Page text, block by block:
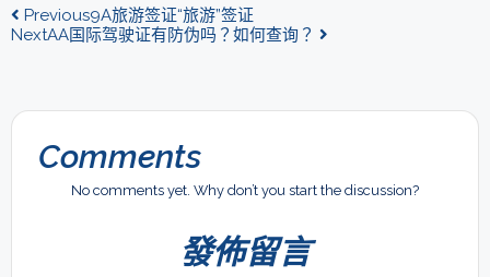
Previous9A旅游签证“旅游”签证
NextAA国际驾驶证有防伪吗？如何查询？
Comments
No comments yet. Why don’t you start the discussion?
發佈留言